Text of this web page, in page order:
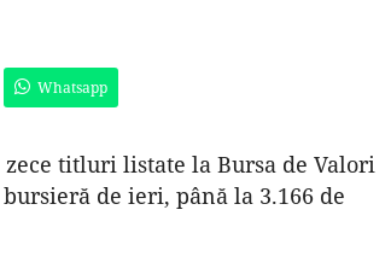
Whatsapp
titluri listate la Bursa de Valori
de ieri, până la 3.166 de